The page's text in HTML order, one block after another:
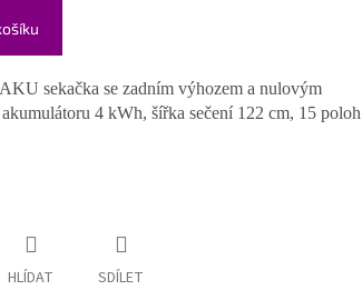
sekačka se zadním výhozem a nulovým
4 kWh, šířka sečení 122 cm, 15 poloh
HLÍDAT SDÍLET